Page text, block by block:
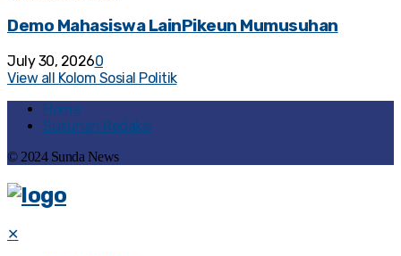
Demo Mahasiswa LainPikeun Mumusuhan
July 30, 20260
View all Kolom Sosial Politik
Home
Susunan Redaksi
© 2024 Sunda News
✕